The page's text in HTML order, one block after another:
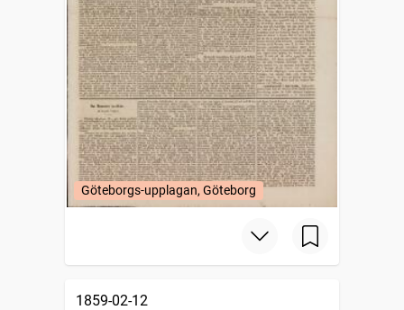
Göteborgs-upplagan, Göteborg
1859-02-12